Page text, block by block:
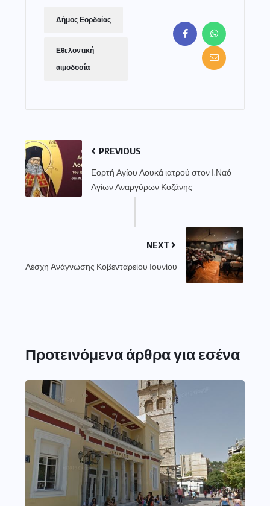
Δήμος Εορδαίας
Εθελοντική
αιμοδοσία
PREVIOUS
Εορτή Αγίου Λουκά ιατρού στον Ι.Ναό
Αγίων Αναργύρων Κοζάνης
NEXT
Λέσχη Ανάγνωσης Κοβενταρείου Ιουνίου
Προτεινόμενα άρθρα για εσένα